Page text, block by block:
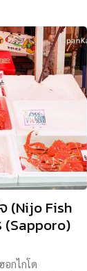
(Nijo Fish
(Sapporo)
กไกโด